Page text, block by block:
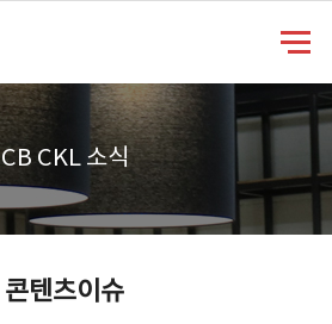
CB CKL 소식
콘텐츠이슈